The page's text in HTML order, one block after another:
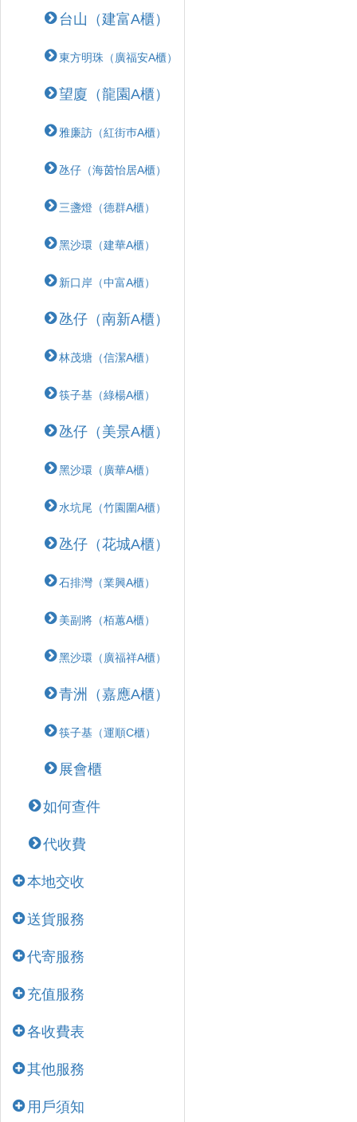
台山（建富A櫃）
東方明珠（廣福安A櫃）
望廈（龍園A櫃）
雅廉訪（紅街巿A櫃）
氹仔（海茵怡居A櫃）
三盞燈（德群A櫃）
黑沙環（建華A櫃）
新口岸（中富A櫃）
氹仔（南新A櫃）
林茂塘（信潔A櫃）
筷子基（綠楊A櫃）
氹仔（美景A櫃）
黑沙環（廣華A櫃）
水坑尾（竹園圍A櫃）
氹仔（花城A櫃）
石排灣（業興A櫃）
美副將（栢蕙A櫃）
黑沙環（廣福祥A櫃）
青洲（嘉應A櫃）
筷子基（運順C櫃）
展會櫃
如何查件
代收費
本地交收
送貨服務
代寄服務
充值服務
各收費表
其他服務
用戶須知